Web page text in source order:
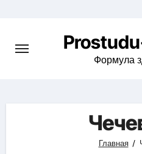
содержимому
Формула
Главная